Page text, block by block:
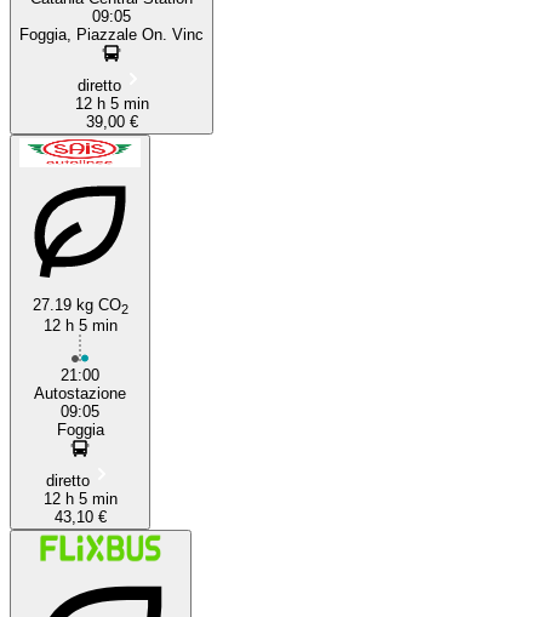
09:05
Foggia, Piazzale On. Vinc
diretto
12 h 5 min
39,00 €
27.19 kg CO2
12 h 5 min
21:00
Autostazione
09:05
Foggia
diretto
12 h 5 min
43,10 €